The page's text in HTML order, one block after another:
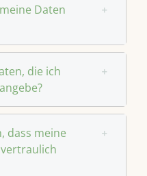
Daten
die ich
dass meine